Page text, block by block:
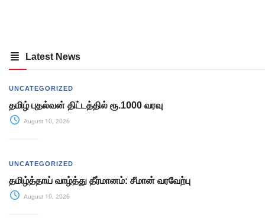
Latest News
UNCATEGORIZED
தமிழ் புதல்வன் திட்டத்தில் ரூ.1000 வரவு
August 10, 2026
UNCATEGORIZED
தமிழ்த்தாய் வாழ்த்து தீர்மானம்: சீமான் வரவேற்பு
August 10, 2026